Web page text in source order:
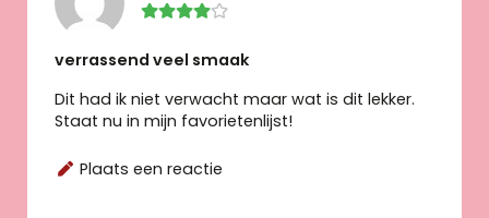
verrassend veel smaak
Dit had ik niet verwacht maar wat is dit lekker.
Staat nu in mijn favorietenlijst!
Plaats een reactie